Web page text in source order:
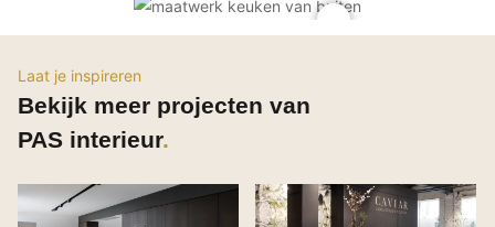
Houten vloeren
Natuursteen en keramiek vloeren
Vloerkleden
Afwerking
Laat je inspireren
Bekijk meer projecten van
PAS interieur